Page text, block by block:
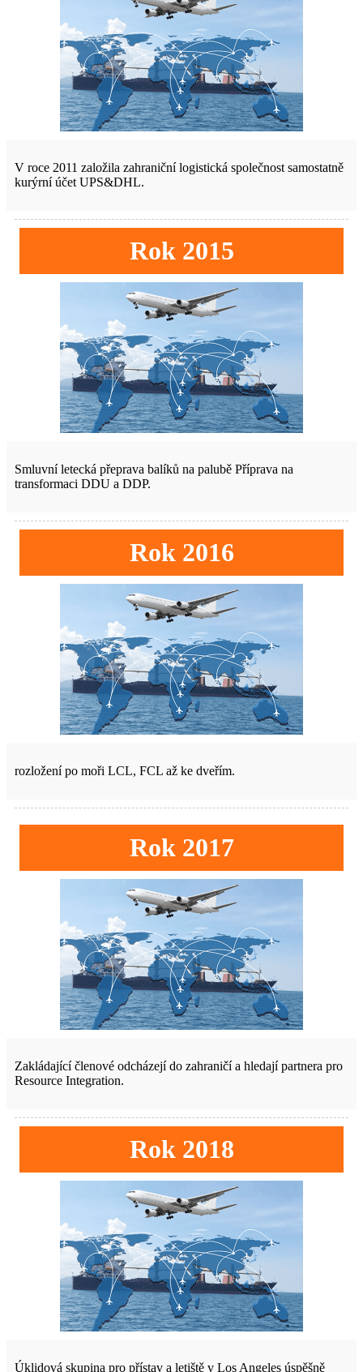
V roce 2011 založila zahraniční logistická společnost samostatně
kurýrní účet UPS&DHL.
Rok 2015
Smluvní letecká přeprava balíků na palubě Příprava na
transformaci DDU a DDP.
Rok 2016
rozložení po moři LCL, FCL až ke dveřím.
Rok 2017
Zakládající členové odcházejí do zahraničí a hledají partnera pro
Resource Integration.
Rok 2018
Úklidová skupina pro přístav a letiště v Los Angeles úspěšně